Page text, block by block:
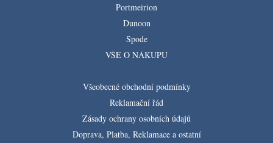
Portmeirion
Dunoon
Spode
VŠE O NÁKUPU
Všeobecné obchodní podmínky
Reklamační řád
Zásady ochrany osobních údajů
Doprava, Platba, Reklamace a ostatní